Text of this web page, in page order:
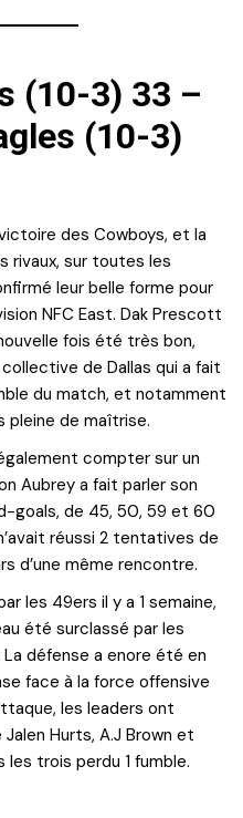
(10-3) 33 –
(10-3)
des Cowboys, et la
rivaux, sur toutes les
leur belle forme pour
NFC East. Dak Prescott
fois été très bon,
de Dallas qui a fait
du match, et notamment
pleine de maîtrise.
compter sur un
Aubrey a fait parler son
goals, de 45, 50, 59 et 60
réussi 2 tentatives de
d’une même rencontre.
les 49ers il y a 1 semaine,
été surclassé par les
défense a enore été en
face à la force offensive
les leaders ont
Hurts, A.J Brown et
trois perdu 1 fumble.